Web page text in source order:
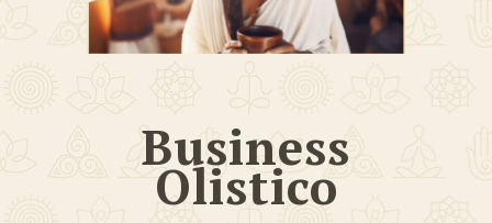
Business
Olistico